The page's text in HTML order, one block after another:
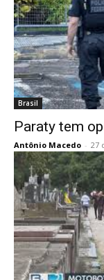
Brasil
Paraty tem
Antônio Macedo - 27